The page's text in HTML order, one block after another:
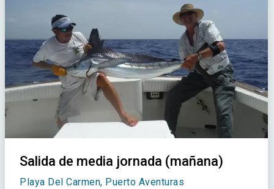
Salida de media jornada (mañana)
Playa Del Carmen, Puerto Aventuras